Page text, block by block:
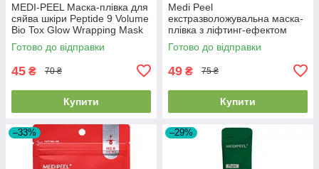
MEDI-PEEL Маска-плівка для
сяйва шкіри Peptide 9 Volume
Bio Tox Glow Wrapping Mask
Pro 4ml
Готово до відправки
45 ₴ 70 ₴
Купити
Medi Peel
екстразволожувальна маска-
плівка з ліфтинг-ефектом
Extra Super 9+ 4ml
Готово до відправки
49 ₴ 75 ₴
Купити
–33% –29%